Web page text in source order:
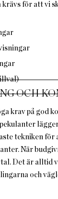
för att vi
OCH
krav på god
tekniken
När
Det är alltid
och